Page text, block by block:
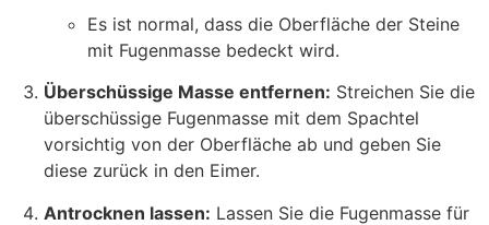
Es ist normal, dass die Oberfläche der Steine
mit Fugenmasse bedeckt wird.
Überschüssige Masse entfernen: Streichen Sie die
überschüssige Fugenmasse mit dem Spachtel
vorsichtig von der Oberfläche ab und geben Sie
diese zurück in den Eimer.
Antrocknen lassen: Lassen Sie die Fugenmasse für